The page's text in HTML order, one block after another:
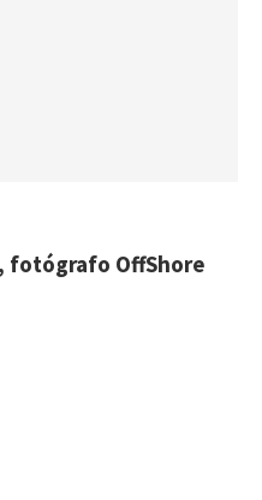
fotógrafo OffShore